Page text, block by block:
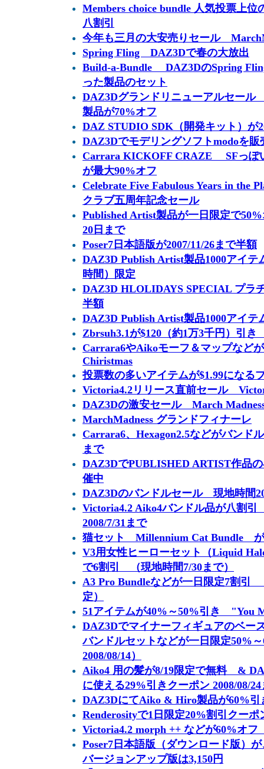
Members choice bundle 人気投票上
八割引
今年も三月の大安売りセール
Spring Fling DAZ3Dで春の大放出
Build-a-Bundle DAZ3DのSpring
った製品のセット
DAZ3Dグランドリニューアルセー
製品が70%オフ
DAZ STUDIO SDK（開発キット）が
DAZ3Dでモデリングソフトmodoを販
Carrara KICKOFF CRAZE SFっぽ
が最大90%オフ
Celebrate Five Fabulous Years in the
クラブ五周年記念セール
Published Artist製品が一日限定で
20日まで
Poser7日本語版が2007/11/26まで半額
DAZ3D Publish Artist製品1000アイ
時間）限定
DAZ3D HLOLIDAYS SPECIAL プラ
半額
DAZ3D Publish Artist製品1000アイ
Zbrsuh3.1が$120（約1万3千円）引き
Carrara6やAikoモーフ＆マップなど
Chiristmas
投票数の多いアイテムが$1.99になる
Victoria4.2リリース直前セール
DAZ3Dの激安セール March
MarchMadness グランドフィナーレ
Carrara6、Hexagon2.5などがバンド
まで
DAZ3DでPUBLISHED ARTIST作品
催中
DAZ3Dのバンドルセール 現地時間
Victoria4.2 Aiko4バンドル品が八割
2008/7/31まで
猫セット Millennium Cat Bundle が
V3用女性ヒーローセット（Liquid
で6割引 （現地時間7/30まで）
A3 Pro Bundleなどが一日限定7割引
定）
51アイテムが40%～50%引き "You
DAZ3Dでマイナーフィギュアのベー
バンドルセットなどが一日限定50%
2008/08/14）
Aiko4 用の髪が8/19限定で無料 &
に使える29%引きクーポン 2008/08/24
DAZ3DにてAiko & Hiro製品が60%
Renderosityで1日限定20%割引クー
Victoria4.2 morph ++ などが60%オ
Poser7日本語版（ダウンロード版）
バージョンアップ版は3,150円